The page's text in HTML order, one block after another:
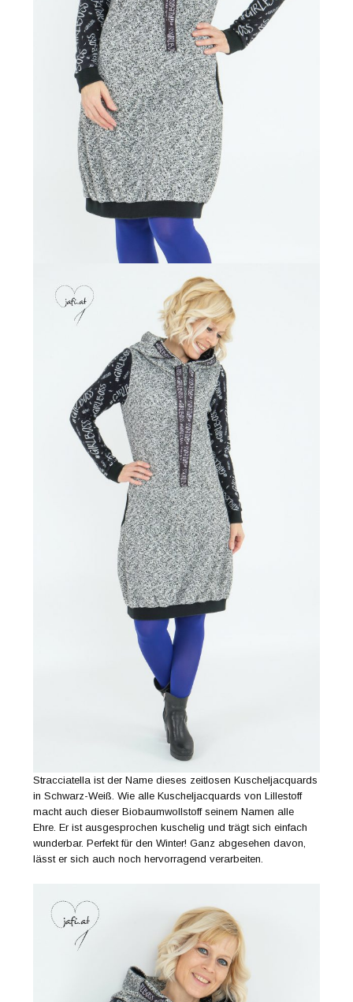
Stracciatella ist der Name dieses zeitlosen Kuscheljacquards
in Schwarz-Weiß. Wie alle Kuscheljacquards von Lillestoff
macht auch dieser Biobaumwollstoff seinem Namen alle
Ehre. Er ist ausgesprochen kuschelig und trägt sich einfach
wunderbar. Perfekt für den Winter! Ganz abgesehen davon,
lässt er sich auch noch hervorragend verarbeiten.